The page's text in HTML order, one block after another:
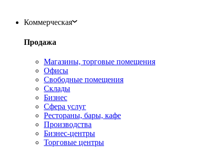
Коммерческая
Продажа
Магазины, торговые помещения
Офисы
Свободные помещения
Склады
Бизнес
Сфера услуг
Рестораны, бары, кафе
Производства
Бизнес-центры
Торговые центры